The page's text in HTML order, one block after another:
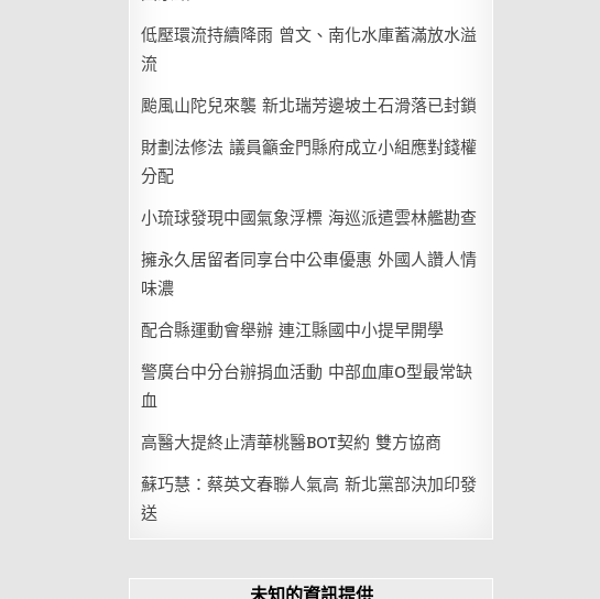
低壓環流持續降雨 曾文、南化水庫蓄滿放水溢
流
颱風山陀兒來襲 新北瑞芳邊坡土石滑落已封鎖
財劃法修法 議員籲金門縣府成立小組應對錢權
分配
小琉球發現中國氣象浮標 海巡派遣雲林艦勘查
擁永久居留者同享台中公車優惠 外國人讚人情
味濃
配合縣運動會舉辦 連江縣國中小提早開學
警廣台中分台辦捐血活動 中部血庫O型最常缺
血
高醫大提終止清華桃醫BOT契約 雙方協商
蘇巧慧：蔡英文春聯人氣高 新北黨部決加印發
送
未知的資訊提供